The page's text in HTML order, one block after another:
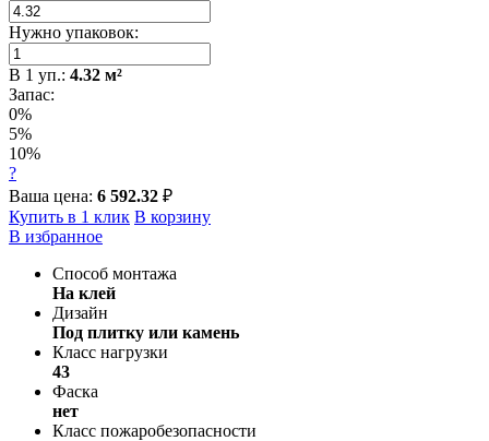
Нужно упаковок:
В 1 уп.: 4.32 м²
Запас:
0%
5%
10%
?
Ваша цена: 6 592.32 ₽
Купить в 1 клик В корзину
В избранное
Способ монтажа
На клей
Дизайн
Под плитку или камень
Класс нагрузки
43
Фаска
нет
Класс пожаробезопасности